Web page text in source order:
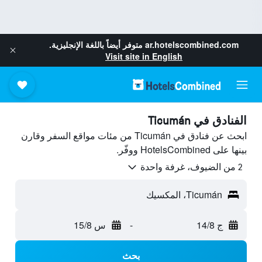
ar.hotelscombined.com متوفر أيضاً باللغة الإنجليزية.
Visit site in English
الفنادق في Ticumán
ابحث عن فنادق في Ticumán من مئات مواقع السفر وقارن
بينها على HotelsCombined ووفّر.
2 من الضيوف، غرفة واحدة
Ticumán، المكسيك
ج 14/8 - س 15/8
بحث